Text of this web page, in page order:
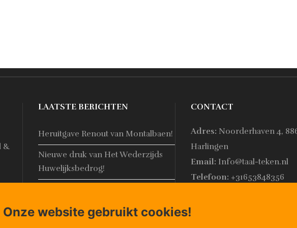
&
LAATSTE BERICHTEN
Heruitgave Renout van Montalbaen!
Nieuwe druk van Het Wederzijds
Huwelijksbedrog!
CONTACT
Adres: Noorderhaven 4,
Harlingen
Email: Info@taal-teken.nl
Telefoon: +31653848356
Onze website gebruikt cookies!